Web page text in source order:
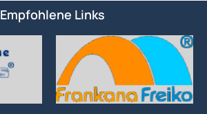
Empfohlene Links